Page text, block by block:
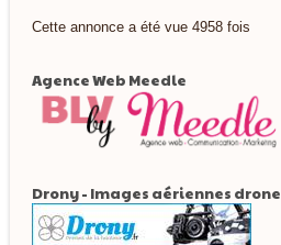
Cette annonce a été vue 4958 fois
Agence Web Meedle
Drony - Images aériennes drone